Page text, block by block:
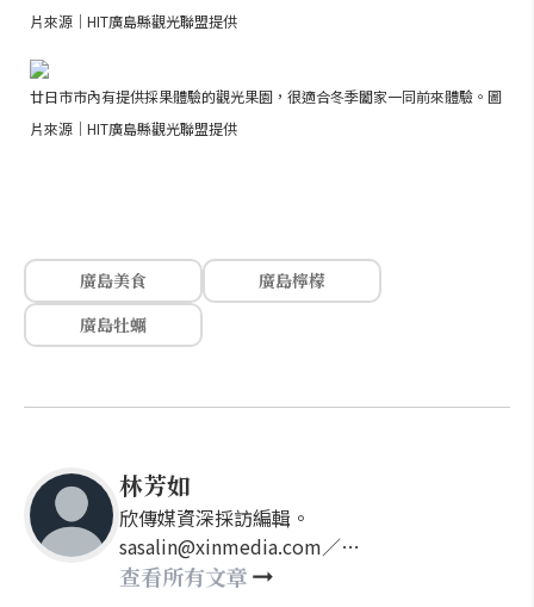
片來源｜HIT廣島縣觀光聯盟提供
廿日市市內有提供採果體驗的觀光果園，很適合冬季闔家一同前來體驗。圖
片來源｜HIT廣島縣觀光聯盟提供
廣島美食
廣島檸檬
廣島牡蠣
林芳如
欣傳媒資深採訪編輯。
sasalin@xinmedia.com／
happy21917@gmail.com
查看所有文章